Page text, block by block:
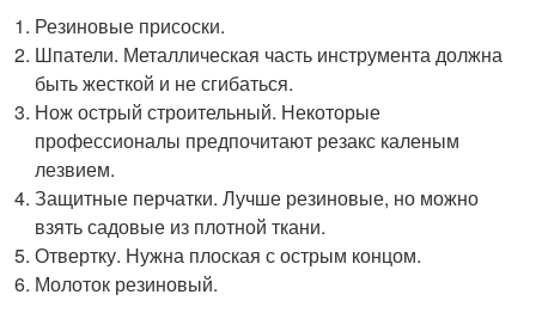
Резиновые присоски.
Шпатели. Металлическая часть инструмента должна
быть жесткой и не сгибаться.
Нож острый строительный. Некоторые
профессионалы предпочитают резакс каленым
лезвием.
Защитные перчатки. Лучше резиновые, но можно
взять садовые из плотной ткани.
Отвертку. Нужна плоская с острым концом.
Молоток резиновый.